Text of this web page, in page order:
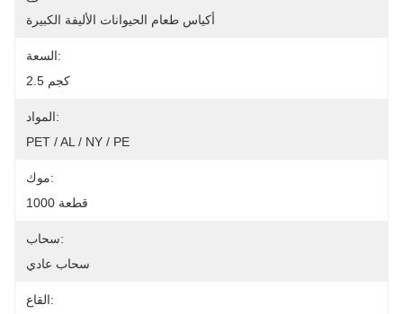
أكياس طعام الحيوانات الأليفة الكبيرة
السعة:
2.5 كجم
المواد:
PET / AL / NY / PE
موك:
1000 قطعة
سحاب:
سحاب عادي
القاع: